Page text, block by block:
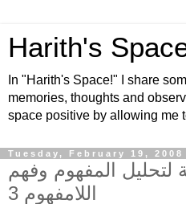
Harith's
In "Harith's Space!" I share
memories, thoughts and
space positive by allowing me
Tuesday, February 19, 2008
لتحليل المفهوم وفهم
اللامفهوم 3